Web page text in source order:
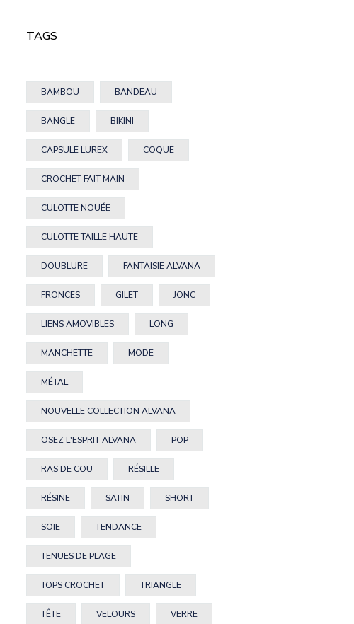
TAGS
BAMBOU BANDEAU
BANGLE BIKINI
CAPSULE LUREX COQUE
CROCHET FAIT MAIN
CULOTTE NOUÉE
CULOTTE TAILLE HAUTE
DOUBLURE FANTAISIE ALVANA
FRONCES GILET JONC
LIENS AMOVIBLES LONG
MANCHETTE MODE
MÉTAL
NOUVELLE COLLECTION ALVANA
OSEZ L'ESPRIT ALVANA POP
RAS DE COU RÉSILLE
RÉSINE SATIN SHORT
SOIE TENDANCE
TENUES DE PLAGE
TOPS CROCHET TRIANGLE
TÊTE VELOURS VERRE